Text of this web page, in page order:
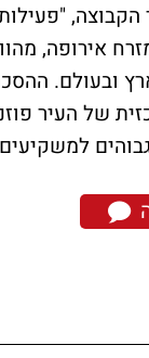
הקבוצה,
אירופה,
ובעולם.
של העיר